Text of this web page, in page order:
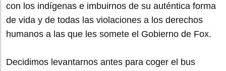
con los indígenas e imbuirnos de su auténtica forma
de vida y de todas las violaciones a los derechos
humanos a las que les somete el Gobierno de Fox.
Decidimos levantarnos antes para coger el bus